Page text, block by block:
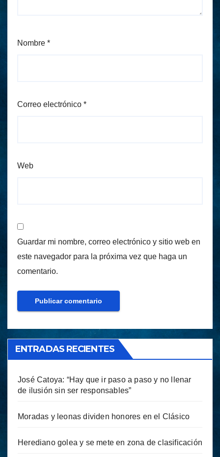
Nombre *
Correo electrónico *
Web
Guardar mi nombre, correo electrónico y sitio web en
este navegador para la próxima vez que haga un
comentario.
ENTRADAS RECIENTES
José Catoya: “Hay que ir paso a paso y no llenar
de ilusión sin ser responsables”
Moradas y leonas dividen honores en el Clásico
Herediano golea y se mete en zona de clasificación